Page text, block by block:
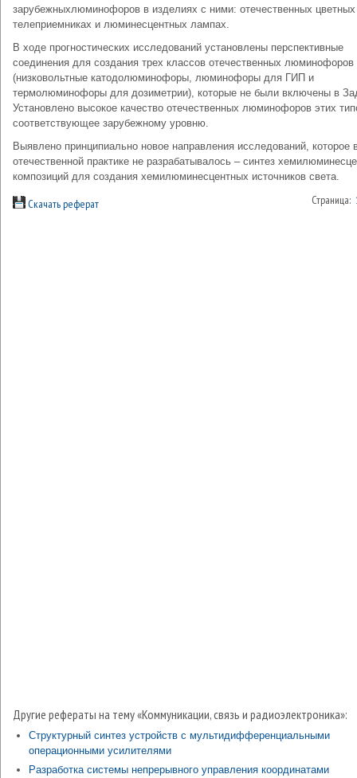
зарубежныхлюминофоров в изделиях с ними: отечественных цветных
телеприемниках и люминесцентных лампах.
В ходе прогностических исследований установлены перспективные
соединения для создания трех классов отечественных люминофоров
(низковольтные катодолюминофоры, люминофоры для ГИП и
термолюминофоры для дозиметрии), которые не были включены в
Установлено высокое качество отечественных люминофоров этих
соответствующее зарубежному уровню.
Выявлено принципиально новое направления исследований, которое
отечественной практике не разрабатывалось – синтез
композиций для создания хемилюминесцентных источников света.
Скачать реферат Страница:
Другие рефераты на тему «Коммуникации, связь и радиоэлектроника»:
Структурный синтез устройств с мультидифференциальными
операционными усилителями
Разработка системы непрерывного управления координатами